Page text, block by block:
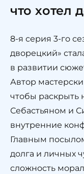
что хотел
8-я серия 3-го
дворецкий»
в развитии
Автор
чтобы
Себастьяном и
внутренние
Главным
долга и личных
сложность